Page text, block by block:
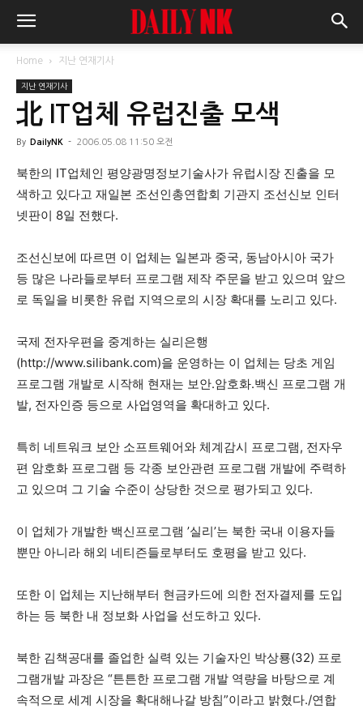
Home 지난 연재기사
지난 연재기사
北 IT업체 유럽진출 모색
By DailyNK - 2006.05.08 11:50 오전
북한의 IT업체인 평양광명정보기술사가 유럽시장 진출을 모
색하고 있다고 재일본 조선인총연합회 기관지 조선신보 인터
넷판이 8일 전했다.
조선신보에 따르면 이 업체는 일본과 중국, 동남아시아 국가
등 많은 나라들로부터 프로그램 제작 주문을 받고 있으며 앞으
로 독일을 비롯한 유럽 지역으로의 시장 확대를 노리고 있다.
국제 전자우편을 중계하는 실리은행
(http://www.silibank.com)을 운영하는 이 업체는 당초 게임
프로그램 개발로 시작해 현재는 보안.암호화.백신 프로그램 개
발, 전자인증 등으로 사업영역을 확대하고 있다.
특히 네트워크 보안 소프트웨어와 체계감시 프로그램, 전자우
편 암호화 프로그램 등 각종 보안관련 프로그램 개발에 주력하
고 있으며 그 기술 수준이 상당한 것으로 평가되고 있다.
이 업체가 개발한 백신프로그램 ’실리’는 북한 국내 이용자들
뿐만 아니라 해외 네티즌들로부터도 호평을 받고 있다.
또한 이 업체는 지난해부터 현금카드에 의한 전자결제를 도입
하는 등 북한 내 정보화 사업을 선도하고 있다.
북한 김책공대를 졸업한 실력 있는 기술자인 박상룡(32) 프로
그램개발 과장은 “튼튼한 프로그램 개발 역량을 바탕으로 계
속적으로 세계 시장을 확대해나갈 방침”이라고 밝혔다./연합